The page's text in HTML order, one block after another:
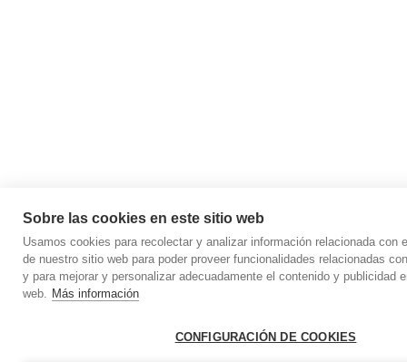
Sobre las cookies en este sitio web
Usamos cookies para recolectar y analizar información relacionada con
de nuestro sitio web para poder proveer funcionalidades relacionadas
y para mejorar y personalizar adecuadamente el contenido y publicidad
web. Más información
CONFIGURACIÓN DE COOKIES